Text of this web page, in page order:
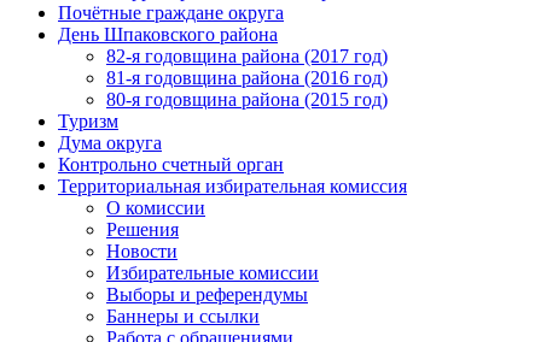
Почётные граждане округа
День Шпаковского района
82-я годовщина района (2017 год)
81-я годовщина района (2016 год)
80-я годовщина района (2015 год)
Туризм
Дума округа
Контрольно счетный орган
Территориальная избирательная комиссия
О комиссии
Решения
Новости
Избирательные комиссии
Выборы и референдумы
Баннеры и ссылки
Работа с обращениями